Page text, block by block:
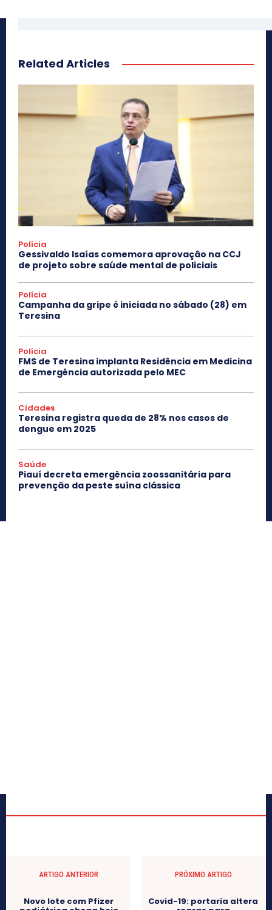
Related Articles
Polícia
Gessivaldo Isaías comemora aprovação na CCJ
de projeto sobre saúde mental de policiais
Polícia
Campanha da gripe é iniciada no sábado (28) em
Teresina
Polícia
FMS de Teresina implanta Residência em Medicina
de Emergência autorizada pelo MEC
Cidades
Teresina registra queda de 28% nos casos de
dengue em 2025
Saúde
Piauí decreta emergência zoossanitária para
prevenção da peste suína clássica
ARTIGO ANTERIOR
Novo lote com Pfizer
PRÓXIMO ARTIGO
Covid-19: portaria altera